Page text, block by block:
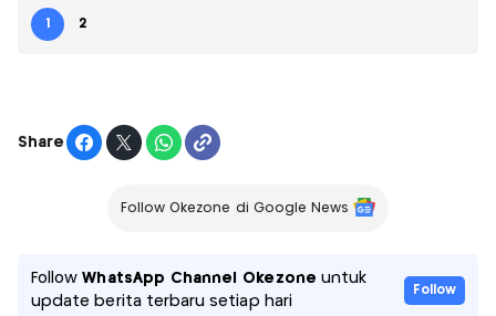
1 2
Share
Follow Okezone di Google News
FollowWhatsApp Channel Okezone untuk
update berita terbaru setiap hari
Follow